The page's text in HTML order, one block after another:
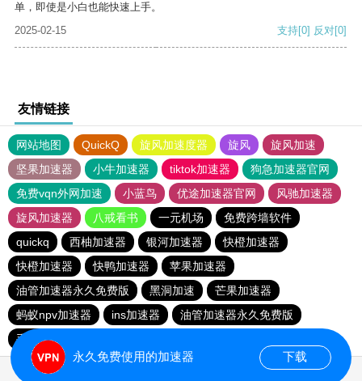
单，即使是小白也能快速上手。
2025-02-15
支持[0] 反对[0]
友情链接
网站地图 QuickQ 旋风加速度器 旋风
旋风加速
坚果加速器
小牛加速器 tiktok加速器
狗急加速器官网
免费vqn外网加速
小蓝鸟 优途加速器官网
风驰加速器
旋风加速器
八戒看书 一元机场
免费跨墙软件
quickq
西柚加速器 银河加速器
快橙加速器
快橙加速器
快鸭加速器
苹果加速器
油管加速器永久免费版
黑洞加速
芒果加速器
蚂蚁npv加速器
ins加速器
油管加速器永久免费版
手机外国加速器官网
永久免费使用的加速器 下载